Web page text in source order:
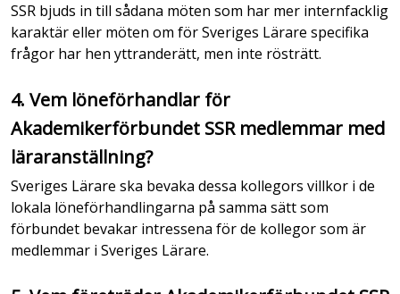
SSR bjuds in till sådana möten som har mer internfacklig
karaktär eller möten om för Sveriges Lärare specifika
frågor har hen yttranderätt, men inte rösträtt.
4. Vem löneförhandlar för
Akademikerförbundet SSR medlemmar med
läraranställning?
Sveriges Lärare ska bevaka dessa kollegors villkor i de
lokala löneförhandlingarna på samma sätt som
förbundet bevakar intressena för de kollegor som är
medlemmar i Sveriges Lärare.